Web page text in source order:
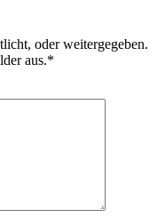
oder weitergegeben.
aus.*